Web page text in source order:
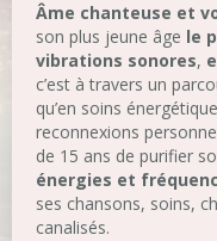
Âme chanteuse et
son plus jeune âge le
vibrations sonores,
c’est à travers un
qu’en soins
reconnexions
de 15 ans de purifier
énergies et
ses chansons, soins,
canalisés.